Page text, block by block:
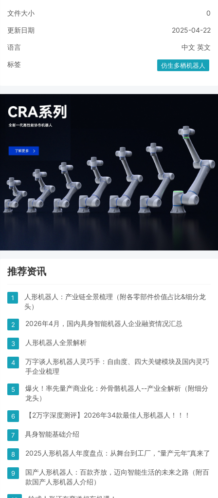
文件大小 0
更新日期 2025-04-22
语言 中文 英文
标签 仿生多栖机器人
推荐资讯
1
人形机器人：产业链全景梳理（附各零部件价值占比&细分龙
头）
2 2026年4月，国内具身智能机器人企业融资情况汇总
3 人形机器人全景解析
4
万字谈人形机器人灵巧手：自由度、四大关键模块及国内灵巧
手企业梳理
5
爆火！率先量产商业化：外骨骼机器人--产业全解析（附细分
龙头）
6 【2万字深度测评】2026年34款最佳人形机器人！！！
7 具身智能基础介绍
8 2025人形机器人年度盘点：从舞台到工厂，“量产元年”真来了
9
国产人形机器人：百款齐放，迈向智能生活的未来之路（附百
款国产人形机器人介绍）